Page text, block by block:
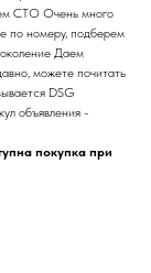
СТО Очень много
по номеру, подберем
Даем
можете почитать
DSG
объявления -
покупка при